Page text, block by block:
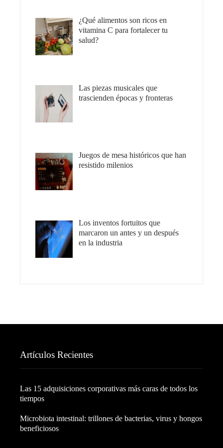
¿Qué alimentos son ricos en
vitamina C para fortalecer tu
salud?
Las piezas musicales que
trascienden épocas y fronteras
Juegos de mesa históricos que han
resistido milenios
Los inventos fortuitos que
marcaron un antes y un después
en la industria
Artículos Recientes
Las 15 adquisiciones corporativas más caras de todos los
tiempos
Microbiota intestinal: trillones de bacterias, virus y hongos
beneficiosos